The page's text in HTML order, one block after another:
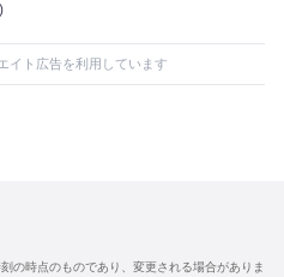
イト広告を利用しています
の時点のものであり、変更される場合がありま